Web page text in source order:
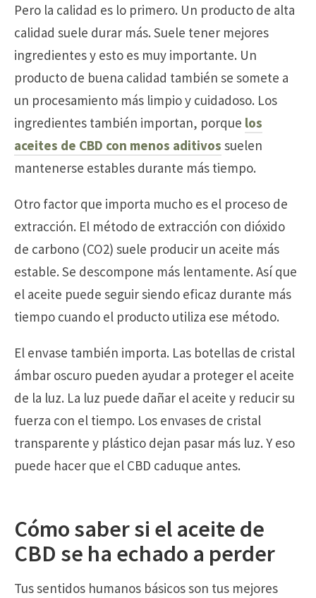
Pero la calidad es lo primero. Un producto de alta
calidad suele durar más. Suele tener mejores
ingredientes y esto es muy importante. Un
producto de buena calidad también se somete a
un procesamiento más limpio y cuidadoso. Los
ingredientes también importan, porque los
aceites de CBD con menos aditivos suelen
mantenerse estables durante más tiempo.
Otro factor que importa mucho es el proceso de
extracción. El método de extracción con dióxido
de carbono (CO2) suele producir un aceite más
estable. Se descompone más lentamente. Así que
el aceite puede seguir siendo eficaz durante más
tiempo cuando el producto utiliza ese método.
El envase también importa. Las botellas de cristal
ámbar oscuro pueden ayudar a proteger el aceite
de la luz. La luz puede dañar el aceite y reducir su
fuerza con el tiempo. Los envases de cristal
transparente y plástico dejan pasar más luz. Y eso
puede hacer que el CBD caduque antes.
Cómo saber si el aceite de
CBD se ha echado a perder
Tus sentidos humanos básicos son tus mejores